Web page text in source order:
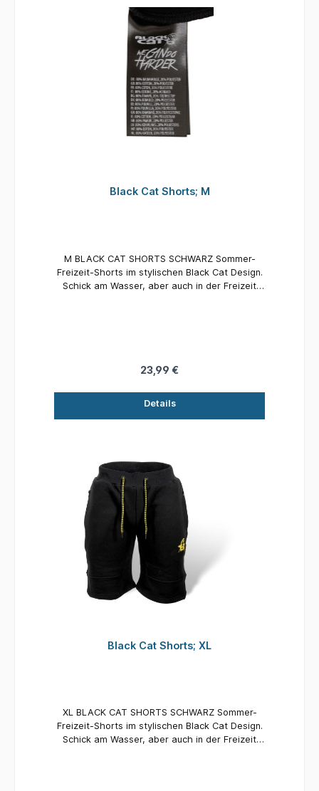
Black Cat Shorts; M
M BLACK CAT SHORTS SCHWARZ Sommer-
Freizeit-Shorts im stylischen Black Cat Design.
Schick am Wasser, aber auch in der Freizeit
23,99 €
Details
Black Cat Shorts; XL
XL BLACK CAT SHORTS SCHWARZ Sommer-
Freizeit-Shorts im stylischen Black Cat Design.
Schick am Wasser, aber auch in der Freizeit